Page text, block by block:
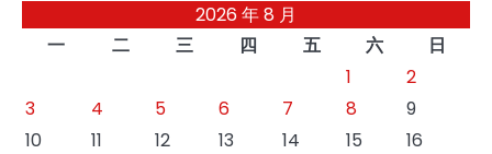
2026 年 8 月
一
二 三 四 五 六
日
1
2
3
4 5 6 7 8
9
10
11 12 13 14 15
16